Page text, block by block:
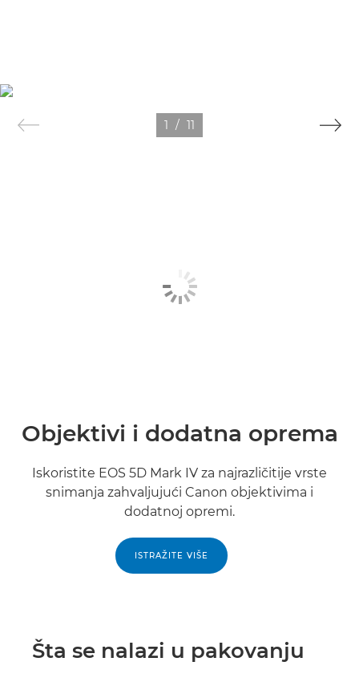
1 / 11
Objektivi i dodatna oprema
Iskoristite EOS 5D Mark IV za najrazličitije vrste
snimanja zahvaljujući Canon objektivima i
dodatnoj opremi.
ISTRAŽITE VIŠE
Šta se nalazi u pakovanju